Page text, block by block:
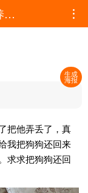
生成
海报
狗狗陪我九年了，就跟养的个娃娃养了九年了把他弄丢了，真心的难受身体快崩溃了，那位...
把他弄丢了，真
我把狗狗还回来
求求把狗狗还回